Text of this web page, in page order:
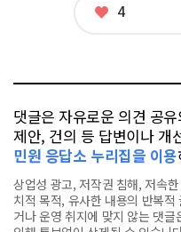
좋
4
댓글은 자유로운 의견 공
제안, 건의 등 답변이나 개
민원 응답소 누리집을 이용
상업성 광고, 저작권 침해, 저속
치적 목적, 유사한 내용의 반복
거나 운영 취지에 맞지 않는 댓